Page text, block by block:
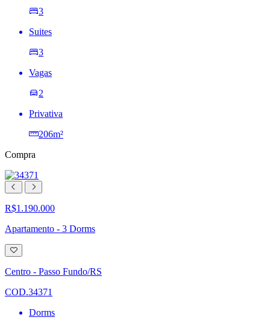
3
Suites
3
Vagas
2
Privativa
206m²
Compra
R$1.190.000
Apartamento - 3 Dorms
Adicionar
à
lista
de
Centro - Passo Fundo/RS
COD.34371
Dorms